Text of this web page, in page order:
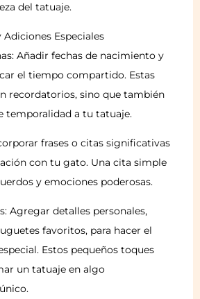
del tatuaje.
Especiales
Añadir fechas de nacimiento y
el tiempo compartido. Estas
recordatorios, sino que también
temporalidad a tu tatuaje.
frases o citas significativas
con tu gato. Una cita simple
y emociones poderosas.
Agregar detalles personales,
favoritos, para hacer el
Estos pequeños toques
un tatuaje en algo